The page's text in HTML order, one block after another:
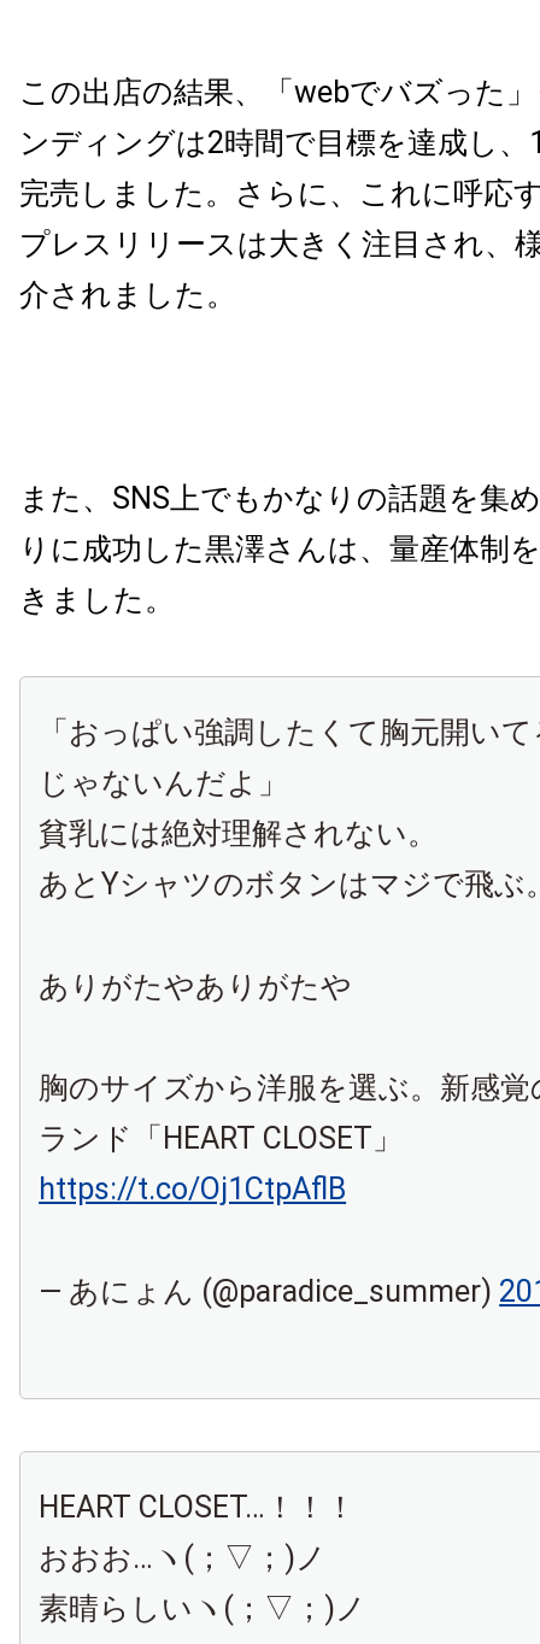
この出店の結果、「webでバズった
ンディングは2時間で目標を達成し
完売しました。さらに、これに呼応
プレスリリースは大きく注目され、
介されました。
また、SNS上でもかなりの話題を集
りに成功した黒澤さんは、量産体制
きました。
「おっぱい強調したくて胸元開い
じゃないんだよ」
貧乳には絶対理解されない。
あとYシャツのボタンはマジで飛ぶ
ありがたやありがたや
胸のサイズから洋服を選ぶ。新感
ランド「HEART CLOSET」
https://t.co/Oj1CtpAflB
— あにょん (@paradice_summer)
HEART CLOSET…！！！
おおお…ヽ(；▽；)ノ
素晴らしいヽ(；▽；)ノ